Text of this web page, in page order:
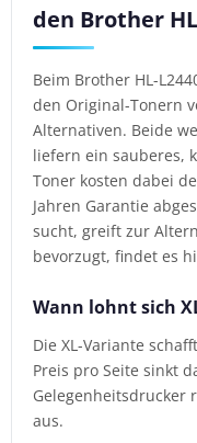
den Brother
Beim Brother HL-
den Original-Tonern
Alternativen. Beide
liefern ein sauberes,
Toner kosten dabei
Jahren Garantie
sucht, greift zur
bevorzugt, findet es
Wann lohnt sich
Die XL-Variante
Preis pro Seite sinkt
Gelegenheitsdrucker
aus.